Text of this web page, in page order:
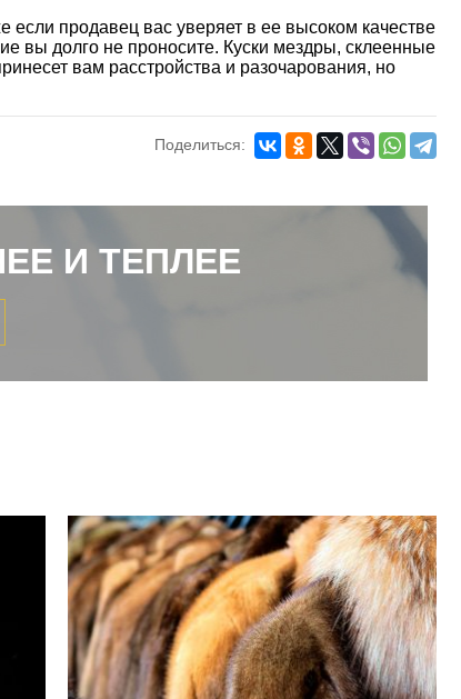
продавец вас уверяет в ее высоком качестве
вы долго не проносите. Куски мездры, склеенные
вам расстройства и разочарования, но
Поделиться:
И ТЕПЛЕЕ